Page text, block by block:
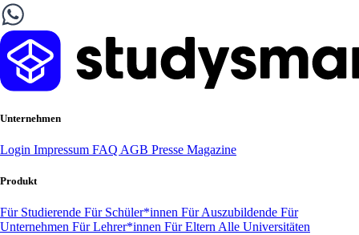
Unternehmen
Login Impressum FAQ AGB Presse Magazine
Produkt
Für Studierende Für Schüler*innen Für Auszubildende Für
Unternehmen Für Lehrer*innen Für Eltern Alle Universitäten